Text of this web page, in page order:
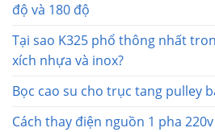
độ và 180 độ
Tại sao K325 phổ thông nhất
xích nhựa và inox?
Bọc cao su cho trục tang pulley
Cách thay điện nguồn 1 pha